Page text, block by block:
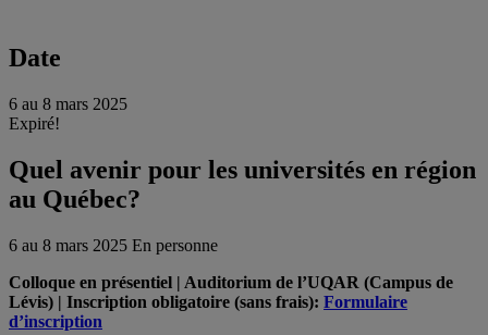
Date
6 au 8 mars 2025
Expiré!
Quel avenir pour les universités en région
au Québec?
6 au 8 mars 2025 En personne
Colloque en présentiel | Auditorium de l’UQAR (Campus de
Lévis) | Inscription obligatoire (sans frais): Formulaire
d’inscription